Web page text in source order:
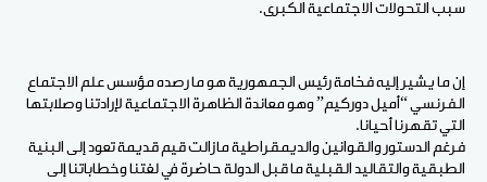
سبب التحولات الاجتماعية الكبرى.
إن ما يشير إليه فخامة رئيس الجمهورية هو ما رصده مؤسس علم الاجتماع
الفرنسي “أميل دوركيم” وهو معاندة الظاهرة الاجتماعية لإرادتنا وصلابتها
التي تقهرنا أحيانا.
فرغم الدستور والقوانين والديمقراطية مازالت قيم قديمة تعود إلى البنية
الطبقية والتقاليد القبلية ما قبل الدولة حاضرة في لغتنا وخطاباتنا إلى